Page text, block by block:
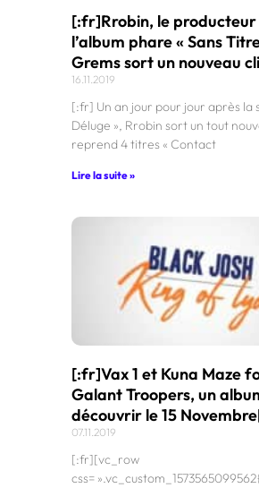
[:fr]Rrobin, le producteur
l’album phare « Sans
Grems sort un nouveau
16.11.2019
[:fr] Un an jour pour jour après la
Déluge », Rrobin sort un tout
reprend 4 titres « Contact
Lire la suite »
[:fr]Vax 1 et Kuna Maze
Galant Troopers, un
découvrir le 15
07.11.2019
[:fr][vc_row
css=